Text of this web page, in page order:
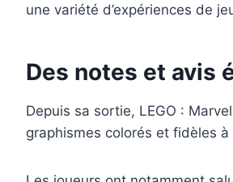
une variété d’expériences de
Des notes et avis
Depuis sa sortie, LEGO :
graphismes colorés et fidèles